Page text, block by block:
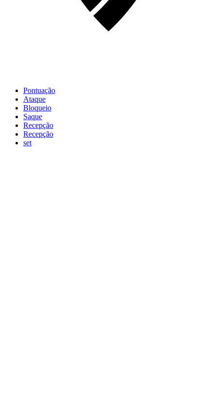
Pontuação
Ataque
Bloqueio
Saque
Recepção
Recepção
set